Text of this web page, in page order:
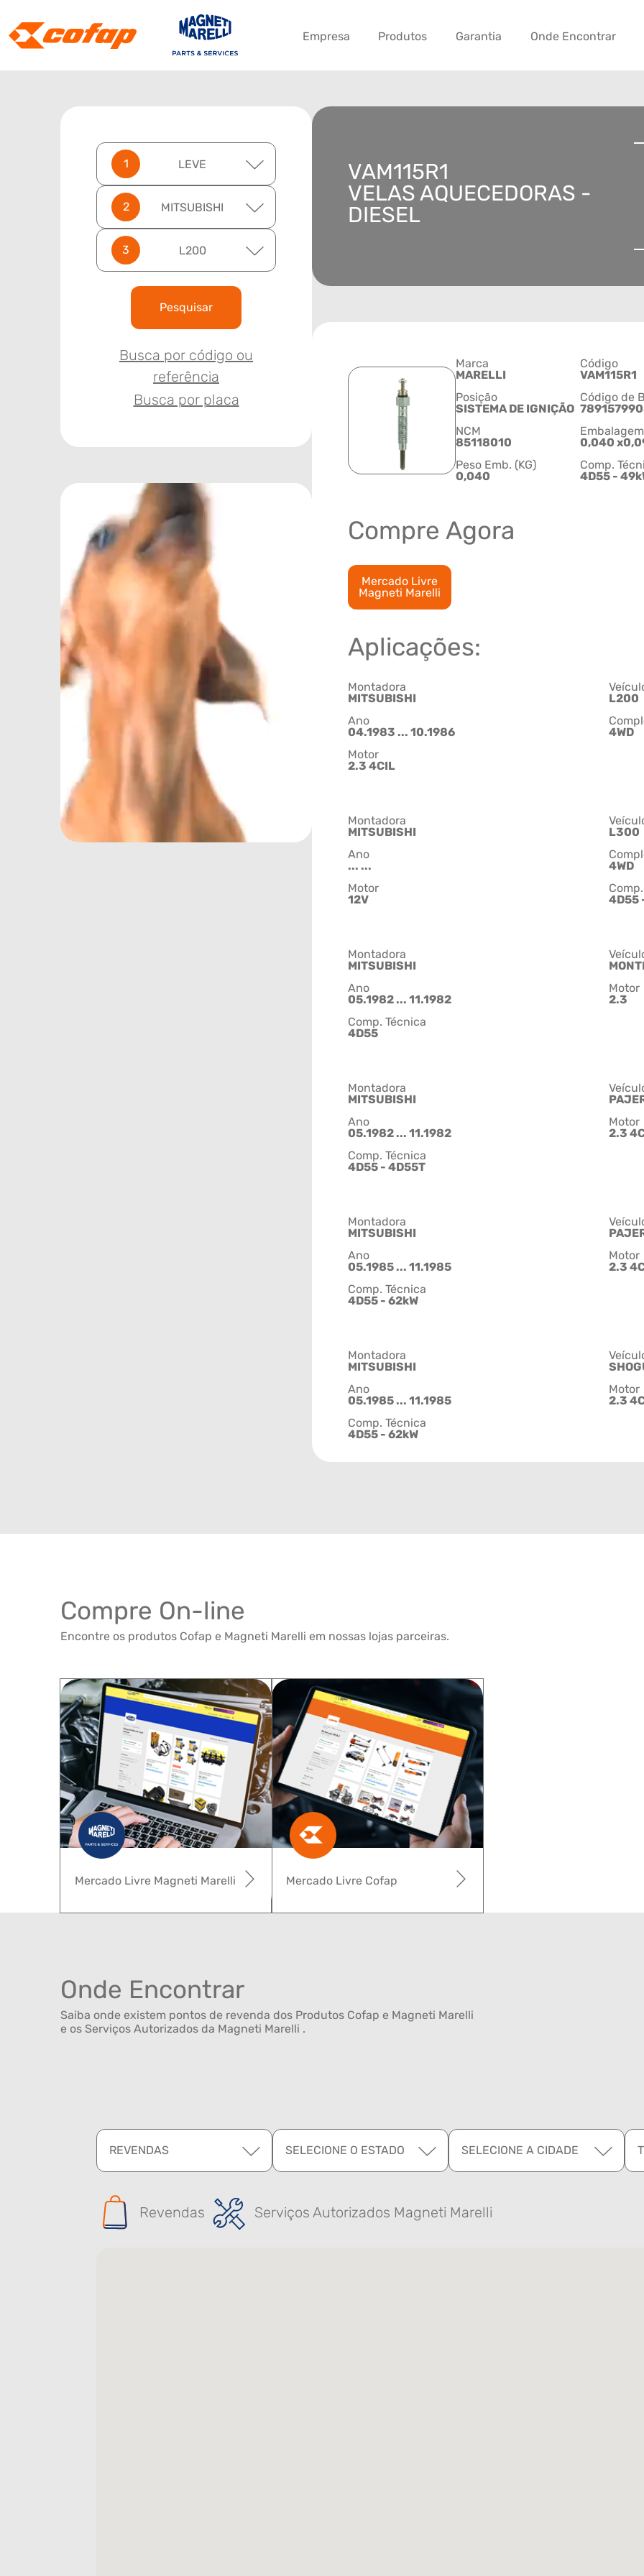
Empresa Produtos Garantia Onde Encontrar
LEVE
MITSUBISHI
L200
Pesquisar
Busca por código ou
referência
Busca por placa
VAM115R1
VELAS AQUECEDORAS -
DIESEL
Marca
MARELLI
Código
VAM115R1
Posição
SISTEMA DE IGNIÇÃO
Código de
NCM
85118010
0,040
Peso Emb. (KG)
0,040
Comp.
4D55 -
Compre Agora
Mercado Livre
Magneti Marelli
Aplicações:
Montadora
MITSUBISHI
L200
Ano
04.1983 ... 10.1986
4WD
Motor
2.3 4CIL
Montadora
MITSUBISHI
L300
Ano
... ...
4WD
Motor
12V
4D55
Montadora
MITSUBISHI
Ano
05.1982 ... 11.1982
Motor
2.3
Comp. Técnica
4D55
Montadora
MITSUBISHI
Ano
05.1982 ... 11.1982
Motor
2.3
Comp. Técnica
4D55 - 4D55T
Montadora
MITSUBISHI
Ano
05.1985 ... 11.1985
Motor
2.3
Comp. Técnica
4D55 - 62kW
Montadora
MITSUBISHI
Ano
05.1985 ... 11.1985
Motor
2.3
Comp. Técnica
4D55 - 62kW
Compre On-line
Encontre os produtos Cofap e Magneti Marelli em nossas lojas parceiras.
Mercado Livre Cofap
Mercado Livre Magneti Marelli
Onde Encontrar
Saiba onde existem pontos de revenda dos Produtos Cofap e Magneti Marelli
e os Serviços Autorizados da Magneti Marelli .
REVENDAS SELECIONE O ESTADO SELECIONE A CIDADE
Revendas Serviços Autorizados Magneti Marelli